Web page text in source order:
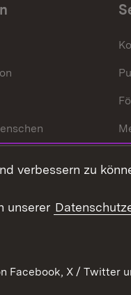
verbessern zu
unserer
Facebook, X / Twitter